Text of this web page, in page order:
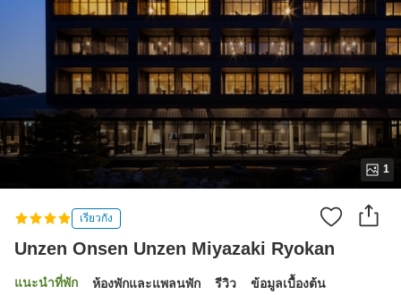
1
เรียวกัง
Unzen Onsen Unzen Miyazaki Ryokan
แนะนำที่พัก ห้องพักและแพลนพัก รีวิว ข้อมูลเบื้องต้น